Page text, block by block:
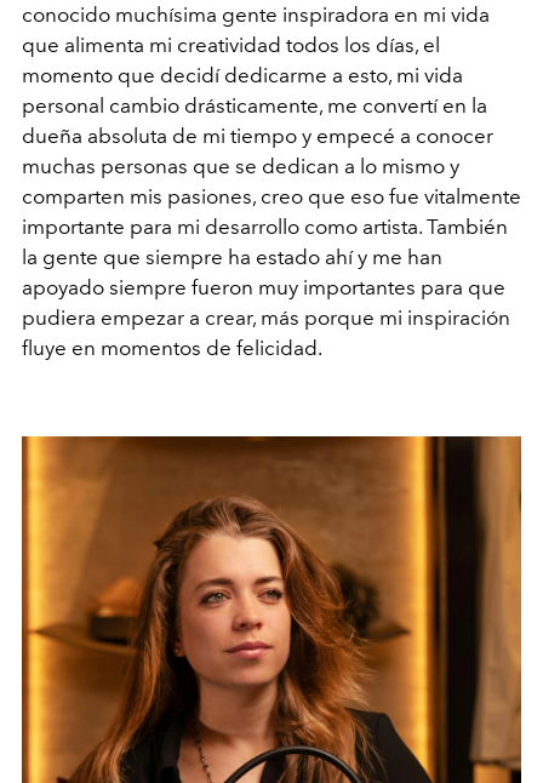
conocido muchísima gente inspiradora en mi vida
que alimenta mi creatividad todos los días, el
momento que decidí dedicarme a esto, mi vida
personal cambio drásticamente, me convertí en la
dueña absoluta de mi tiempo y empecé a conocer
muchas personas que se dedican a lo mismo y
comparten mis pasiones, creo que eso fue vitalmente
importante para mi desarrollo como artista. También
la gente que siempre ha estado ahí y me han
apoyado siempre fueron muy importantes para que
pudiera empezar a crear, más porque mi inspiración
fluye en momentos de felicidad.